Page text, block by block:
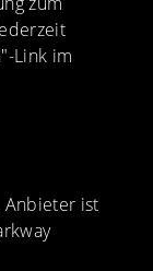
Link im
Anbieter ist